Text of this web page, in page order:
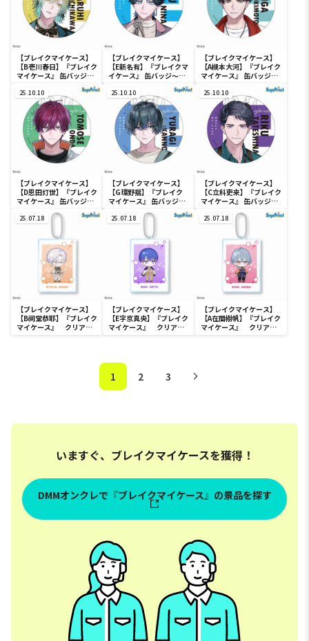
【ブレイクマイケース】
【B壱川春日】『ブレイク
マイケース』 缶バッジ～
Vol.2（EX）
【ブレイクマイケース】
【E新名有】『ブレイクマ
イケース』 缶バッジ～交
Vol.2（EX）
【ブレイクマイケース】
【A槻本大河】『ブレイク
マイケース』 缶バッジ～
Vol.2（EX）
25.10.10
【ブレイクマイケース】
【D恩田灯世】『ブレイク
マイケース』 缶バッジ～
交渉部＆特務部～
Vol.2（EX）
25.10.10
【ブレイクマイケース】
【G環野揺】『ブレイク
マイケース』 缶バッジ～
本部＆交際部～
Vol.2（EX）
25.10.10
【ブレイクマイケース】
【C立科吏来】『ブレイク
マイケース』 缶バッジ～
交渉部＆特務部～
Vol.2（EX）
25.07.18
【ブレイクマイケース】
【B祠堂恭耶】『ブレイク
マイケース』 クリアキ
25.07.18
【ブレイクマイケース】
【E宇京真央】『ブレイク
マイケース』 クリアキ
25.07.18
【ブレイクマイケース】
【A在間樹帆】『ブレイク
マイケース』 クリアキ
1 2 3
いますぐ、ブレイクマイケースを獲得！
DMMオンクレで『ブレイクマイケース』の景品を探す